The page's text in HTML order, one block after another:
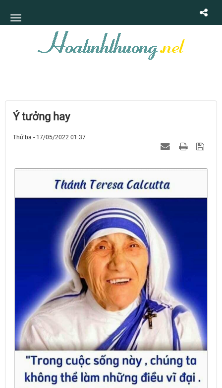
Ý tưởng hay
Thứ ba - 17/05/2022 01:37